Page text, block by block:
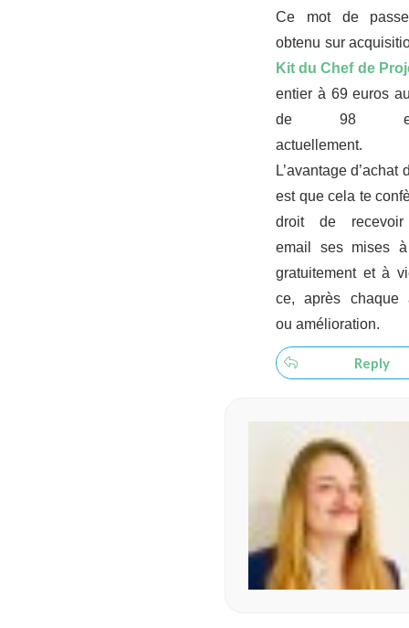
Ce mot de
obtenu sur
Kit du Chef de
entier à 69 euros
de 98
actuellement.
L’avantage d’achat
est que cela te
droit de
email ses mises
gratuitement et à
ce, après chaque
ou amélioration.
Reply